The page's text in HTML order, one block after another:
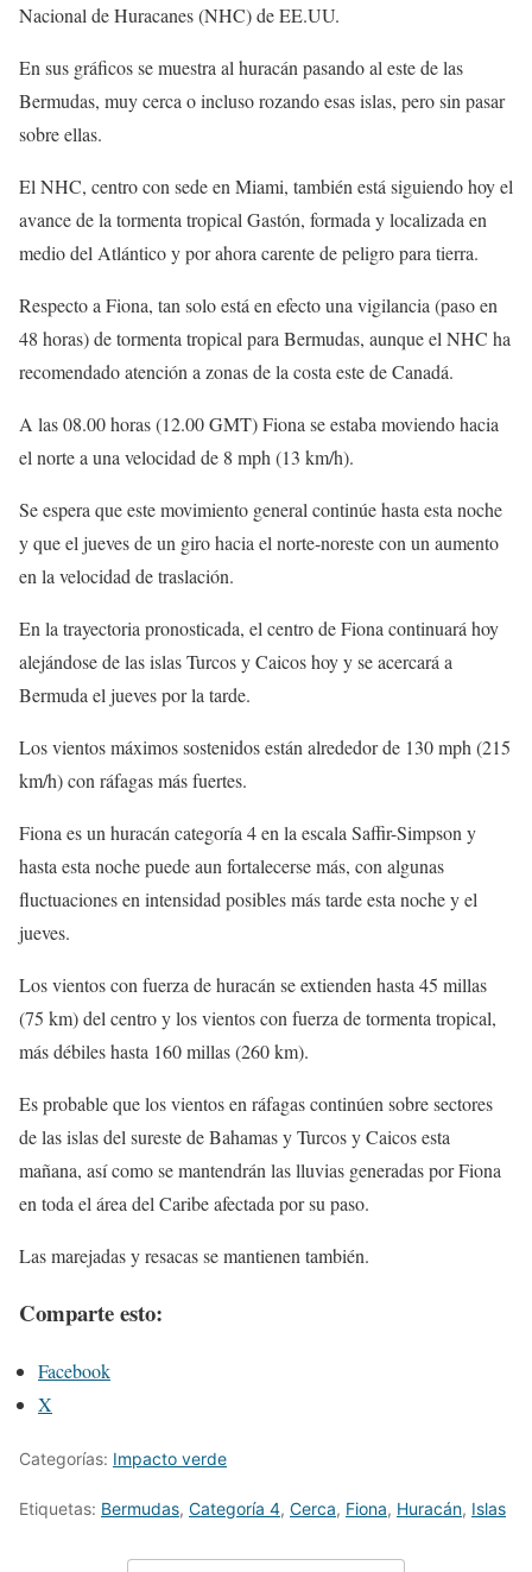
Nacional de Huracanes (NHC) de EE.UU.
En sus gráficos se muestra al huracán pasando al este de las
Bermudas, muy cerca o incluso rozando esas islas, pero sin pasar
sobre ellas.
El NHC, centro con sede en Miami, también está siguiendo hoy el
avance de la tormenta tropical Gastón, formada y localizada en
medio del Atlántico y por ahora carente de peligro para tierra.
Respecto a Fiona, tan solo está en efecto una vigilancia (paso en
48 horas) de tormenta tropical para Bermudas, aunque el NHC ha
recomendado atención a zonas de la costa este de Canadá.
A las 08.00 horas (12.00 GMT) Fiona se estaba moviendo hacia
el norte a una velocidad de 8 mph (13 km/h).
Se espera que este movimiento general continúe hasta esta noche
y que el jueves de un giro hacia el norte-noreste con un aumento
en la velocidad de traslación.
En la trayectoria pronosticada, el centro de Fiona continuará hoy
alejándose de las islas Turcos y Caicos hoy y se acercará a
Bermuda el jueves por la tarde.
Los vientos máximos sostenidos están alrededor de 130 mph (215
km/h) con ráfagas más fuertes.
Fiona es un huracán categoría 4 en la escala Saffir-Simpson y
hasta esta noche puede aun fortalecerse más, con algunas
fluctuaciones en intensidad posibles más tarde esta noche y el
jueves.
Los vientos con fuerza de huracán se extienden hasta 45 millas
(75 km) del centro y los vientos con fuerza de tormenta tropical,
más débiles hasta 160 millas (260 km).
Es probable que los vientos en ráfagas continúen sobre sectores
de las islas del sureste de Bahamas y Turcos y Caicos esta
mañana, así como se mantendrán las lluvias generadas por Fiona
en toda el área del Caribe afectada por su paso.
Las marejadas y resacas se mantienen también.
Comparte esto:
Facebook
X
Categorías: Impacto verde
Etiquetas: Bermudas, Categoría 4, Cerca, Fiona, Huracán, Islas